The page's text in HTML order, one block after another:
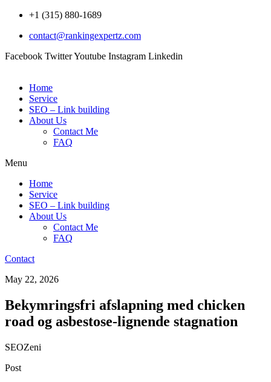
Skip
content
+1 (315) 880-1689
contact@rankingexpertz.com
Facebook TwitterYoutube Instagram Linkedin
Home
Service
SEO – Link building
About Us
Contact Me
FAQ
Menu
Home
Service
SEO – Link building
About Us
Contact Me
FAQ
Contact
May 22, 2026
Bekymringsfri afslapning med chicken
road og asbestose-lignende stagnation
SEOZeni
Post